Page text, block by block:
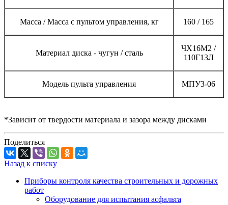
Масса / Масса с пультом управления, кг 160 / 165
Материал диска - чугун / сталь
ЧХ16М2 /
110Г13Л
Модель пульта управления МПУ3-06
*Зависит от твердости материала и зазора между дисками
Поделиться
Назад к списку
Приборы контроля качества строительных и дорожных
работ
Оборудование для испытания асфальта